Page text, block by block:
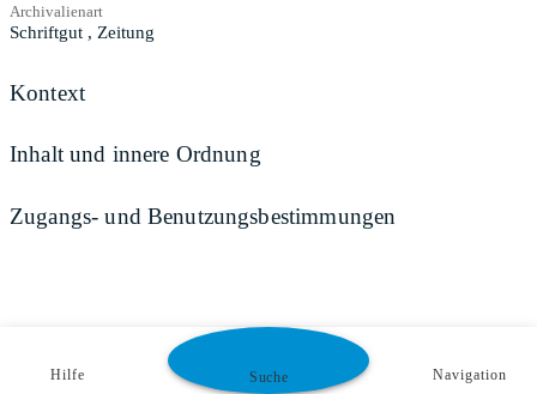
Archivalienart
Schriftgut , Zeitung
Kontext
Inhalt und innere Ordnung
Zugangs- und Benutzungsbestimmungen
Hilfe Suche Navigation